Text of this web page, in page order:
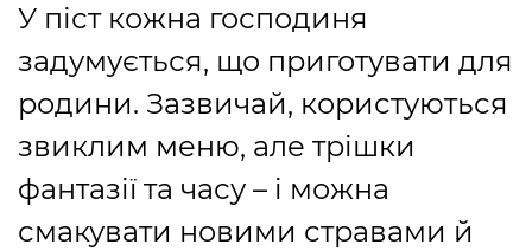
У піст кожна господиня
задумується, що приготувати для
родини. Зазвичай, користуються
звиклим меню, але трішки
фантазії та часу – і можна
смакувати новими стравами й